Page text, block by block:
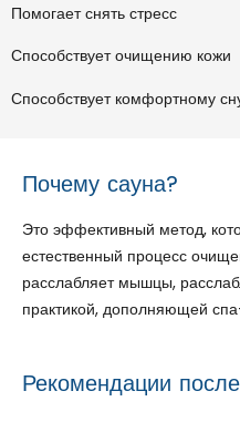
Помогает снять стресс
Способствует очищению кожи
Способствует комфортному
Почему сауна?
Это эффективный метод,
естественный процесс
расслабляет мышцы,
практикой, дополняющей
Рекомендации